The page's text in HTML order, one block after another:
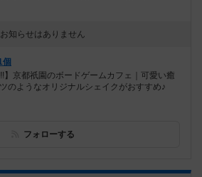
お知らせはありません
個
】京都祇園のボードゲームカフェ｜可愛い癒
のようなオリジナルシェイクがおすすめ♪
フォローする